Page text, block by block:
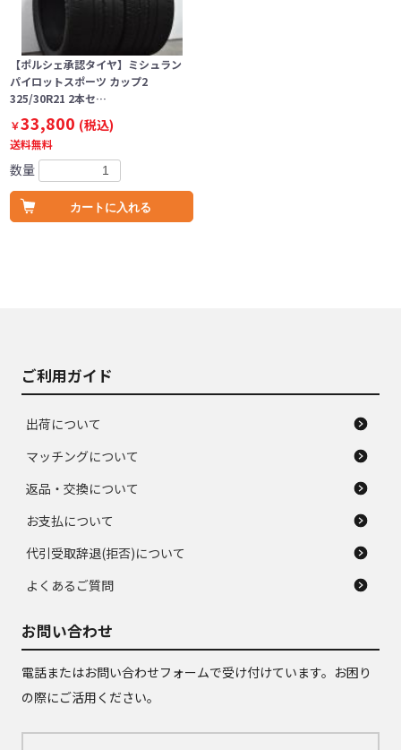
【ポルシェ承認タイヤ】ミシュラン
パイロットスポーツ カップ2
325/30R21 2本セ…
￥33,800 (税込)
送料無料
数量
カートに入れる
ご利用ガイド
出荷について
マッチングについて
返品・交換について
お支払について
代引受取辞退(拒否)について
よくあるご質問
お問い合わせ
電話またはお問い合わせフォームで受け付けています。お困り
の際にご活用ください。